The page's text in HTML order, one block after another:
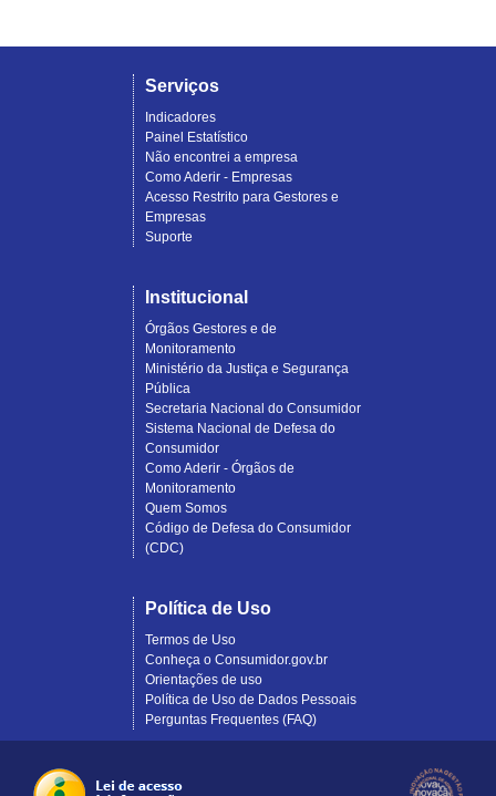
Serviços
Indicadores
Painel Estatístico
Não encontrei a empresa
Como Aderir - Empresas
Acesso Restrito para Gestores e
Empresas
Suporte
Institucional
Órgãos Gestores e de
Monitoramento
Ministério da Justiça e Segurança
Pública
Secretaria Nacional do Consumidor
Sistema Nacional de Defesa do
Consumidor
Como Aderir - Órgãos de
Monitoramento
Quem Somos
Código de Defesa do Consumidor
(CDC)
Política de Uso
Termos de Uso
Conheça o Consumidor.gov.br
Orientações de uso
Política de Uso de Dados Pessoais
Perguntas Frequentes (FAQ)